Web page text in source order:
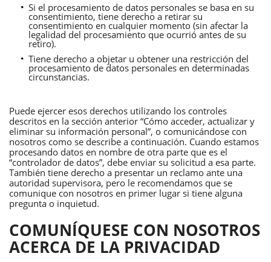
Si el procesamiento de datos personales se basa en su
consentimiento, tiene derecho a retirar su
consentimiento en cualquier momento (sin afectar la
legalidad del procesamiento que ocurrió antes de su
retiro).
Tiene derecho a objetar u obtener una restricción del
procesamiento de datos personales en determinadas
circunstancias.
Puede ejercer esos derechos utilizando los controles
descritos en la sección anterior “Cómo acceder, actualizar y
eliminar su información personal”, o comunicándose con
nosotros como se describe a continuación. Cuando estamos
procesando datos en nombre de otra parte que es el
“controlador de datos”, debe enviar su solicitud a esa parte.
También tiene derecho a presentar un reclamo ante una
autoridad supervisora, pero le recomendamos que se
comunique con nosotros en primer lugar si tiene alguna
pregunta o inquietud.
COMUNÍQUESE CON NOSOTROS
ACERCA DE LA PRIVACIDAD